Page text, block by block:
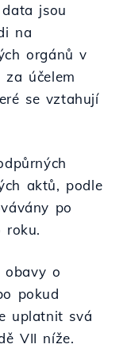
jsou
na
orgánů v
za účelem
se vztahují
aktů, podle
po
roku.
obavy o
pokud
uplatnit svá
VII níže.